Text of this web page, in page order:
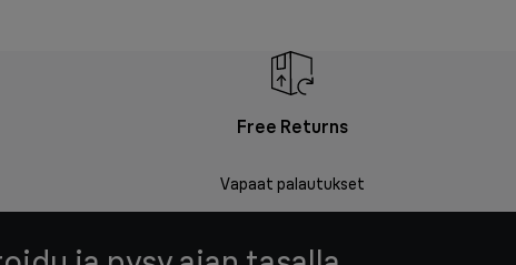
Free Returns
Vapaat palautukset